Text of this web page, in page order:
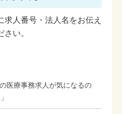
人番号・法人名をお伝え
さい。
医療事務求人が気になるの